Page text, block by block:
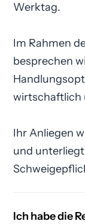
Werktag.
Im Rahmen
besprechen
wirtschaftlich
Ihr Anliegen
und
Ich habe die